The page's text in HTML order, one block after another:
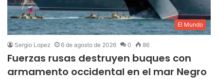
El Mundo
Sergio Lopez 6 de agosto de 2026 0 86
Fuerzas rusas destruyen buques con
armamento occidental en el mar Negro